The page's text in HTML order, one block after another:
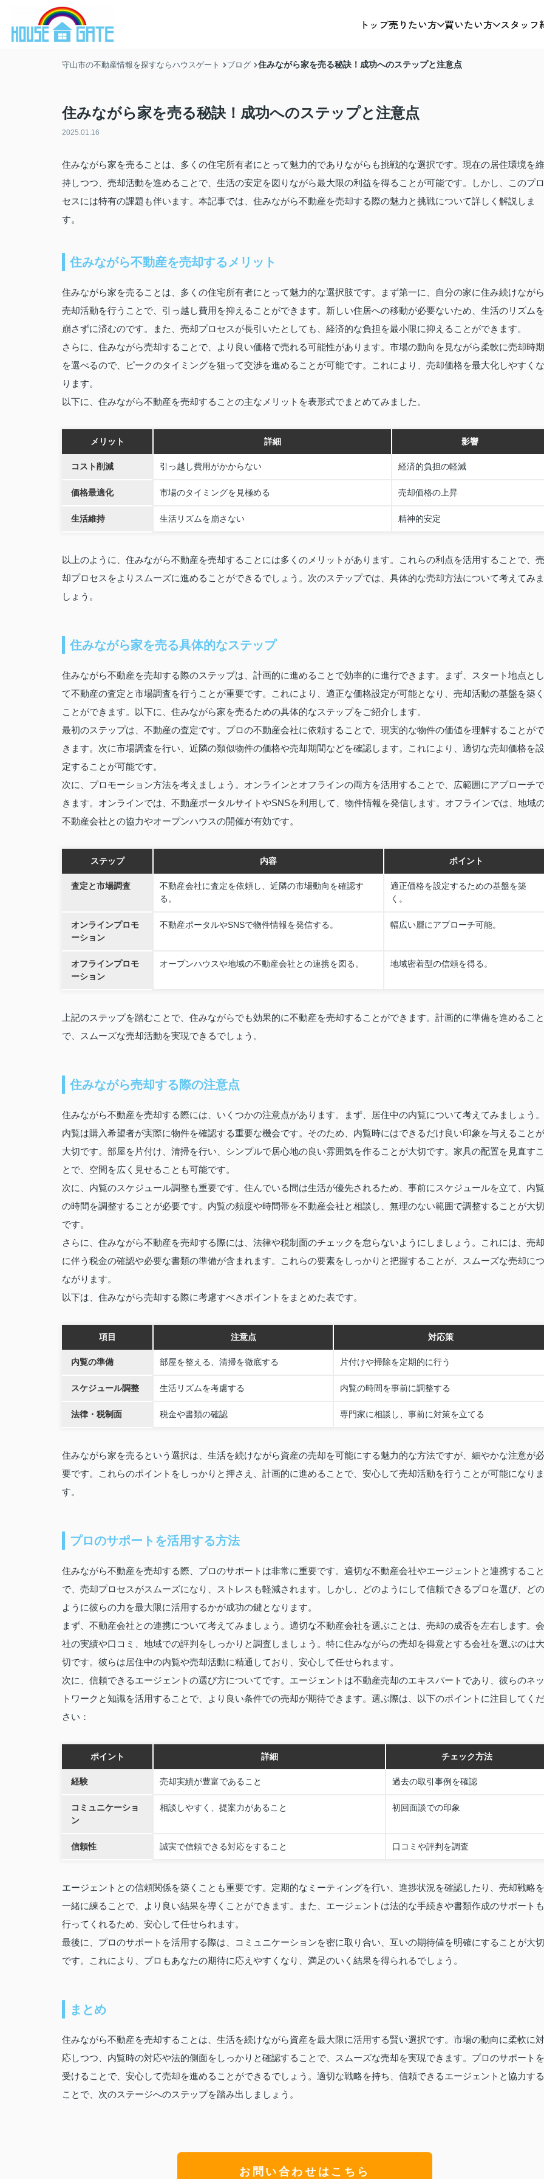
トップ売りたい方 買いたい方 スタッフ
守山市の不動産情報を探すならハウスゲート ブログ 住みながら家を売る秘訣！成功へのステップと注意点
住みながら家を売る秘訣！成功へのステップと注意点
2025.01.16
住みながら家を売ることは、多くの住宅所有者にとって魅力的でありながらも挑戦的な選択です。現在の居住環境を維
持しつつ、売却活動を進めることで、生活の安定を図りながら最大限の利益を得ることが可能です。しかし、このプロ
セスには特有の課題も伴います。本記事では、住みながら不動産を売却する際の魅力と挑戦について詳しく解説しま
す。
住みながら不動産を売却するメリット
住みながら家を売ることは、多くの住宅所有者にとって魅力的な選択肢です。まず第一に、自分の家に住み続けながら
売却活動を行うことで、引っ越し費用を抑えることができます。新しい住居への移動が必要ないため、生活のリズムを
崩さずに済むのです。また、売却プロセスが長引いたとしても、経済的な負担を最小限に抑えることができます。
さらに、住みながら売却することで、より良い価格で売れる可能性があります。市場の動向を見ながら柔軟に売却時期
を選べるので、ピークのタイミングを狙って交渉を進めることが可能です。これにより、売却価格を最大化しやすくな
ります。
以下に、住みながら不動産を売却することの主なメリットを表形式でまとめてみました。
メリット 詳細 影響
コスト削減 引っ越し費用がかからない 経済的負担の軽減
価格最適化 市場のタイミングを見極める 売却価格の上昇
生活維持 生活リズムを崩さない 精神的安定
以上のように、住みながら不動産を売却することには多くのメリットがあります。これらの利点を活用することで、売
却プロセスをよりスムーズに進めることができるでしょう。次のステップでは、具体的な売却方法について考えてみま
しょう。
住みながら家を売る具体的なステップ
住みながら不動産を売却する際のステップは、計画的に進めることで効率的に進行できます。まず、スタート地点とし
て不動産の査定と市場調査を行うことが重要です。これにより、適正な価格設定が可能となり、売却活動の基盤を築く
ことができます。以下に、住みながら家を売るための具体的なステップをご紹介します。
最初のステップは、不動産の査定です。プロの不動産会社に依頼することで、現実的な物件の価値を理解することがで
きます。次に市場調査を行い、近隣の類似物件の価格や売却期間などを確認します。これにより、適切な売却価格を設
定することが可能です。
次に、プロモーション方法を考えましょう。オンラインとオフラインの両方を活用することで、広範囲にアプローチで
きます。オンラインでは、不動産ポータルサイトやSNSを利用して、物件情報を発信します。オフラインでは、地域
不動産会社との協力やオープンハウスの開催が有効です。
ステップ 内容 ポイント
査定と市場調査
不動産会社に査定を依頼し、近隣の市場動向を確認す
る。
適正価格を設定するための基盤を築
く。
オンラインプロモ
ーション
不動産ポータルやSNSで物件情報を発信する。 幅広い層にアプローチ可能。
オフラインプロモ
ーション
オープンハウスや地域の不動産会社との連携を図る。 地域密着型の信頼を得る。
上記のステップを踏むことで、住みながらでも効果的に不動産を売却することができます。計画的に準備を進めること
で、スムーズな売却活動を実現できるでしょう。
住みながら売却する際の注意点
住みながら不動産を売却する際には、いくつかの注意点があります。まず、居住中の内覧について考えてみましょう。
内覧は購入希望者が実際に物件を確認する重要な機会です。そのため、内覧時にはできるだけ良い印象を与えることが
大切です。部屋を片付け、清掃を行い、シンプルで居心地の良い雰囲気を作ることが大切です。家具の配置を見直すこ
とで、空間を広く見せることも可能です。
次に、内覧のスケジュール調整も重要です。住んでいる間は生活が優先されるため、事前にスケジュールを立て、内覧
の時間を調整することが必要です。内覧の頻度や時間帯を不動産会社と相談し、無理のない範囲で調整することが大切
です。
さらに、住みながら不動産を売却する際には、法律や税制面のチェックを怠らないようにしましょう。これには、売却
に伴う税金の確認や必要な書類の準備が含まれます。これらの要素をしっかりと把握することが、スムーズな売却につ
ながります。
以下は、住みながら売却する際に考慮すべきポイントをまとめた表です。
項目 注意点 対応策
内覧の準備 部屋を整える、清掃を徹底する 片付けや掃除を定期的に行う
スケジュール調整 生活リズムを考慮する 内覧の時間を事前に調整する
法律・税制面 税金や書類の確認 専門家に相談し、事前に対策を立てる
住みながら家を売るという選択は、生活を続けながら資産の売却を可能にする魅力的な方法ですが、細やかな注意が必
要です。これらのポイントをしっかりと押さえ、計画的に進めることで、安心して売却活動を行うことが可能になりま
す。
プロのサポートを活用する方法
住みながら不動産を売却する際、プロのサポートは非常に重要です。適切な不動産会社やエージェントと連携すること
で、売却プロセスがスムーズになり、ストレスも軽減されます。しかし、どのようにして信頼できるプロを選び、どの
ように彼らの力を最大限に活用するかが成功の鍵となります。
まず、不動産会社との連携について考えてみましょう。適切な不動産会社を選ぶことは、売却の成否を左右します。会
社の実績や口コミ、地域での評判をしっかりと調査しましょう。特に住みながらの売却を得意とする会社を選ぶのは大
切です。彼らは居住中の内覧や売却活動に精通しており、安心して任せられます。
次に、信頼できるエージェントの選び方についてです。エージェントは不動産売却のエキスパートであり、彼らのネッ
トワークと知識を活用することで、より良い条件での売却が期待できます。選ぶ際は、以下のポイントに注目してくだ
さい：
ポイント 詳細 チェック方法
経験 売却実績が豊富であること 過去の取引事例を確認
コミュニケーショ
ン
相談しやすく、提案力があること 初回面談での印象
信頼性 誠実で信頼できる対応をすること 口コミや評判を調査
エージェントとの信頼関係を築くことも重要です。定期的なミーティングを行い、進捗状況を確認したり、売却戦略を
一緒に練ることで、より良い結果を導くことができます。また、エージェントは法的な手続きや書類作成のサポートも
行ってくれるため、安心して任せられます。
最後に、プロのサポートを活用する際は、コミュニケーションを密に取り合い、互いの期待値を明確にすることが大切
です。これにより、プロもあなたの期待に応えやすくなり、満足のいく結果を得られるでしょう。
まとめ
住みながら不動産を売却することは、生活を続けながら資産を最大限に活用する賢い選択です。市場の動向に柔軟に対
応しつつ、内覧時の対応や法的側面をしっかりと確認することで、スムーズな売却を実現できます。プロのサポートを
受けることで、安心して売却を進めることができるでしょう。適切な戦略を持ち、信頼できるエージェントと協力する
ことで、次のステージへのステップを踏み出しましょう。
お問い合わせはこちら